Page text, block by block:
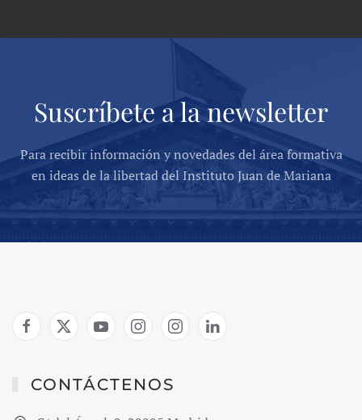
Suscríbete a la newsletter
Para recibir información y novedades del área formativa
en ideas de la libertad del Instituto Juan de Mariana
CONTÁCTENOS